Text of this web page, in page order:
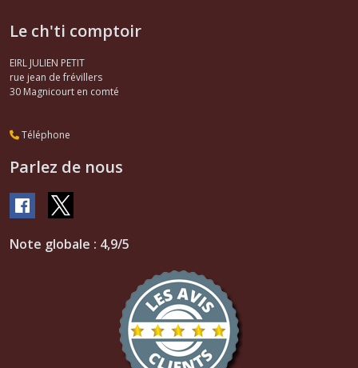
Le ch'ti comptoir
EIRL JULIEN PETIT
rue jean de frévillers
30 Magnicourt en comté
Téléphone
Parlez de nous
Note globale : 4,9/5